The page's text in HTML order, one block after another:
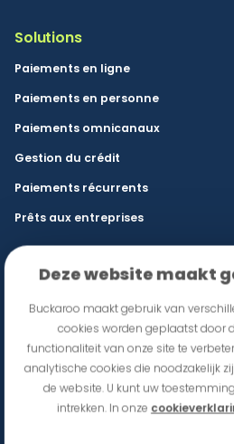
Deze website maakt
Buckaroo maakt gebruik van
cookies worden geplaatst door
functionaliteit van onze site te
analytische cookies die noodzakelijk
de website. U kunt uw
intrekken. In onze
Solutions
Paiements en ligne
Paiements en personne
Paiements omnicanaux
Gestion du crédit
Paiements récurrents
Prêts aux entreprises
Restauration et lieux d’événements
franchise
Mobilité